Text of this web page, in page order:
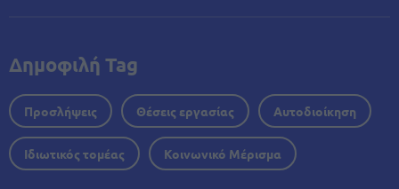
Δημοφιλή Tag
Προσλήψεις Θέσεις εργασίας Αυτοδιοίκηση
Ιδιωτικός τομέας Κοινωνικό Μέρισμα